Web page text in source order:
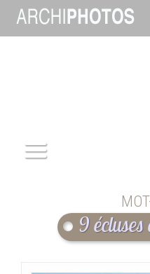
ARCHITECTURE
9